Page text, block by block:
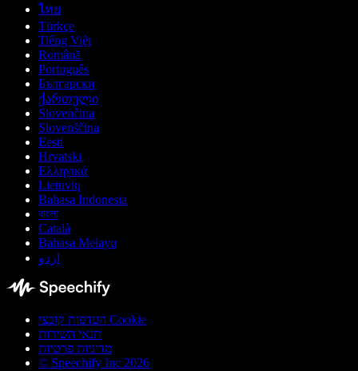
ไทย
Türkçe
Tiếng Việt
Română
Português
Български
ქართული
Slovenčina
Slovenščina
Eesti
Hrvatski
Ελληνικά
Lietuvių
Bahasa Indonesia
বাংলা
Català
Bahasa Melayu
اردو
העדפות קובצי Cookie
תנאי השירות
מדיניות פרטיות
© Speechify Inc 2026